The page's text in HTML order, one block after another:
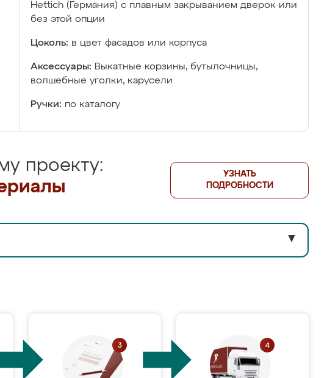
Hettich (Германия) с плавным закрыванием дверок или
без этой опции
Цоколь: в цвет фасадов или корпуса
Аксессуары: Выкатные корзины, бутылочницы,
волшебные уголки, карусели
Ручки: по каталогу
проекту:
УЗНАТЬ
ПОДРОБНОСТИ
▼